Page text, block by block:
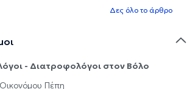
Δες όλο το άρθρο
- Διατροφολόγοι στον Βόλο
Οικονόμου Πέπη